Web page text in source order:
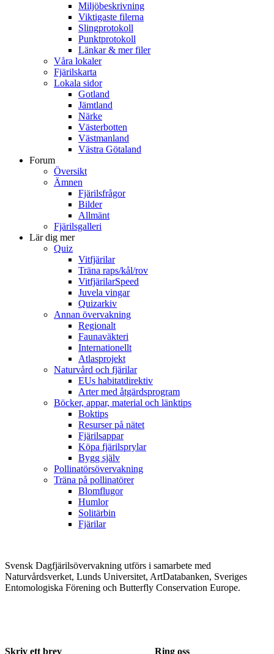
Miljöbeskrivning
Viktigaste filerna
Slingprotokoll
Punktprotokoll
Länkar & mer filer
Våra lokaler
Fjärilskarta
Lokala sidor
Gotland
Jämtland
Närke
Västerbotten
Västmanland
Västra Götaland
Forum
Översikt
Ämnen
Fjärilsfrågor
Bilder
Allmänt
Fjärilsgalleri
Lär dig mer
Quiz
Vitfjärilar
Träna raps/kål/rov
VitfjärilarSpeed
Juvela vingar
Quizarkiv
Annan övervakning
Regionalt
Faunaväkteri
Internationellt
Atlasprojekt
Naturvård och fjärilar
EUs habitatdirektiv
Arter med åtgärdsprogram
Böcker, appar, material och länktips
Boktips
Resurser på nätet
Fjärilsappar
Köpa fjärilsprylar
Bygg själv
Pollinatörsövervakning
Träna på pollinatörer
Blomflugor
Humlor
Solitärbin
Fjärilar
Svensk Dagfjärilsövervakning utförs i samarbete med
Naturvårdsverket, Lunds Universitet, ArtDatabanken, Sveriges
Entomologiska Förening och Butterfly Conservation Europe.
Skriv ett brev Ring oss